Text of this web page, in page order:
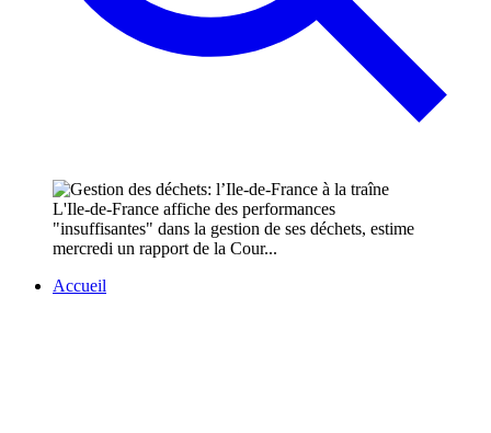
L'Ile-de-France affiche des performances
"insuffisantes" dans la gestion de ses déchets, estime
mercredi un rapport de la Cour...
Accueil